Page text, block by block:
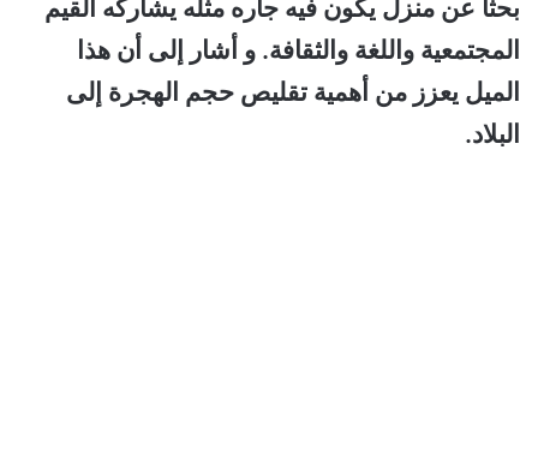
بحثاَ عن منزل يكون فيه جاره مثله يشاركه القيم
المجتمعية واللغة والثقافة. و أشار إلى أن هذا
الميل يعزز من أهمية تقليص حجم الهجرة إلى
البلاد.